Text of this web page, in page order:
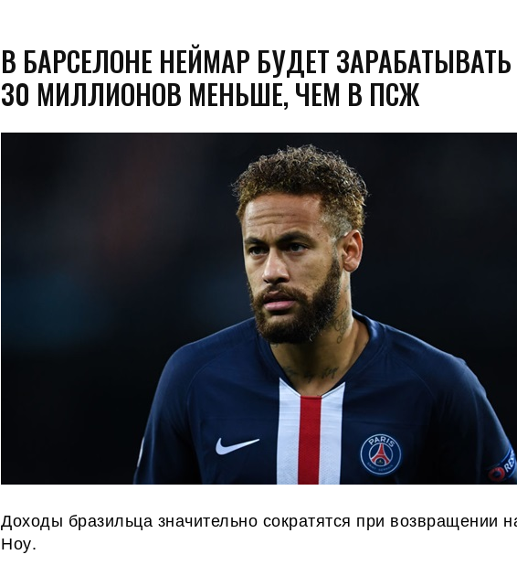
В БАРСЕЛОНЕ НЕЙМАР БУДЕТ
30 МИЛЛИОНОВ МЕНЬШЕ, ЧЕМ В ПСЖ
Доходы бразильца значительно сократятся при возвращении
Ноу.